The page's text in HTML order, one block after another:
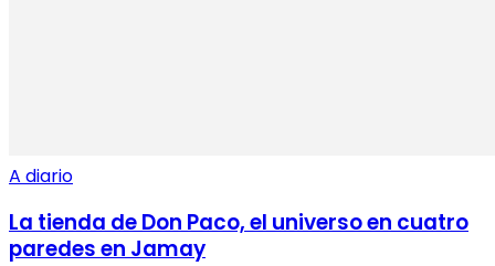
A diario
La tienda de Don Paco, el universo en cuatro
paredes en Jamay